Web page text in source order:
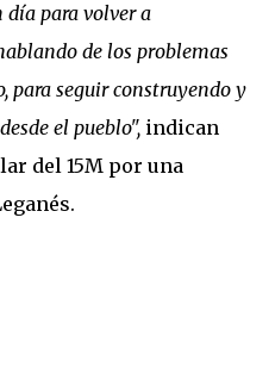
día para volver a
de los problemas
para seguir construyendo y
el pueblo", indican
del 15M por una